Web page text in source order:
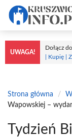
Przejdź
treści
UWAGA!
Dołącz
| Kupię |
Strona główna /
Wapowskiej –
Tydzień